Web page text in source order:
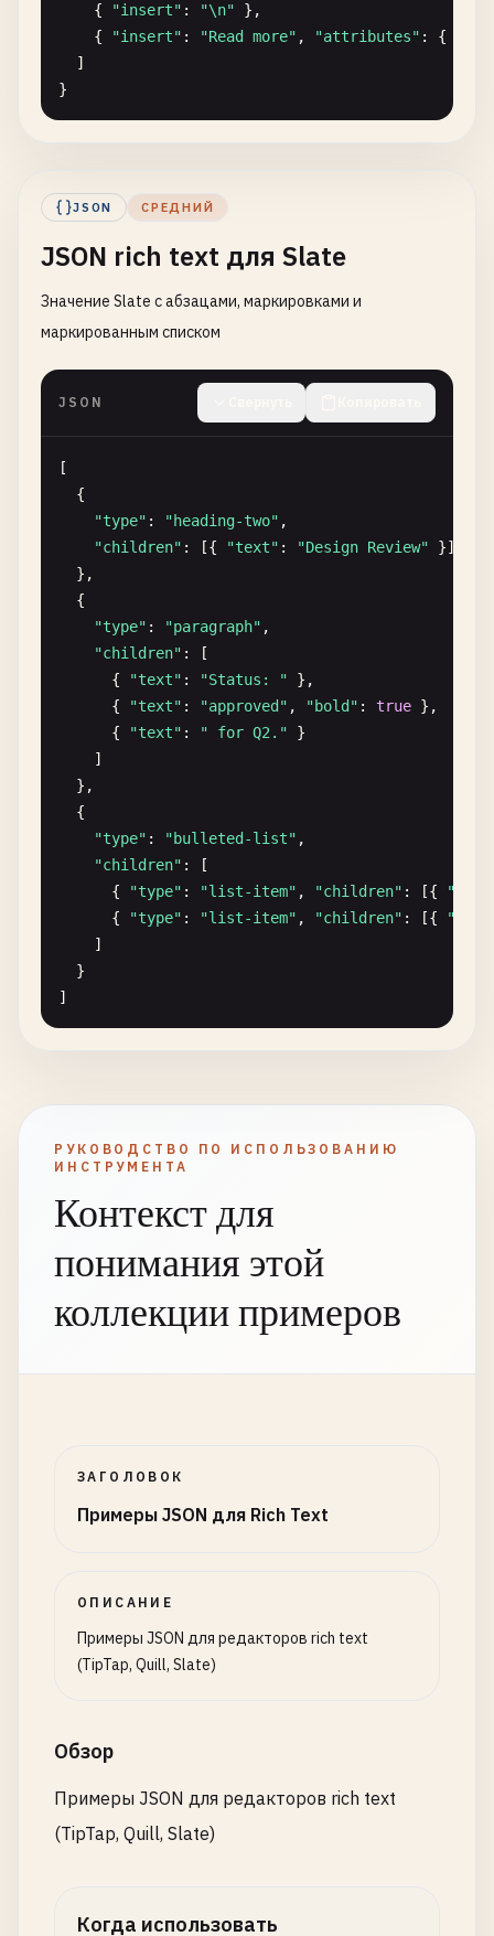
    {
"insert" : "\n"
},
    {
"insert" : "Read more" , "attributes" : {
  ]
}
JSON СРЕДНИЙ
JSON rich text для Slate
Значение Slate с абзацами, маркировками и
маркированным списком
JSON
[
  {
"type" : "heading-two" ,
"children" : [{ "text" : "Design Review"
}]
  },
  {
"type" : "paragraph" ,
"children" : [
      {
"text" : "Status: "
},
      {
"text" : "approved" , "bold" : true },
      {
"text" : " for Q2."
}
    ]
  },
  {
"type" : "bulleted-list" ,
"children" : [
      {
"type" : "list-item" , "children" : [{
      {
"type" : "list-item" , "children" : [{
    ]
  }
]
РУКОВОДСТВО ПО ИСПОЛЬЗОВАНИЮ
ИНСТРУМЕНТА
Контекст для
понимания этой
коллекции примеров
ЗАГОЛОВОК
Примеры JSON для Rich Text
ОПИСАНИЕ
Примеры JSON для редакторов rich text
(TipTap, Quill, Slate)
Обзор
Примеры JSON для редакторов rich text
(TipTap, Quill, Slate)
Когда использовать